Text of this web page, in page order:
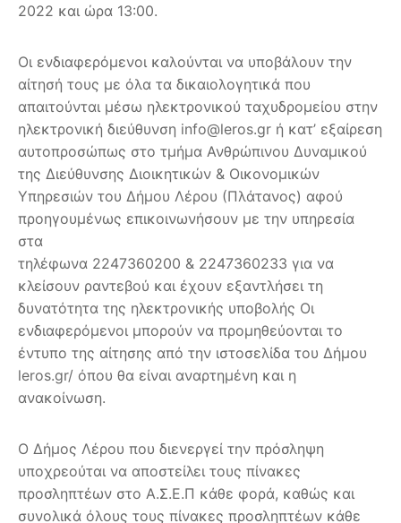
2022 και ώρα 13:00.
Οι ενδιαφερόμενοι καλούνται να υποβάλουν την
αίτησή τους με όλα τα δικαιολογητικά που
απαιτούνται μέσω ηλεκτρονικού ταχυδρομείου στην
ηλεκτρονική διεύθυνση info@leros.gr ή κατ’ εξαίρεση
αυτοπροσώπως στο τμήμα Ανθρώπινου Δυναμικού
της Διεύθυνσης Διοικητικών & Οικονομικών
Υπηρεσιών του Δήμου Λέρου (Πλάτανος) αφού
προηγουμένως επικοινωνήσουν με την υπηρεσία
στα
τηλέφωνα 2247360200 & 2247360233 για να
κλείσουν ραντεβού και έχουν εξαντλήσει τη
δυνατότητα της ηλεκτρονικής υποβολής Οι
ενδιαφερόμενοι μπορούν να προμηθεύονται το
έντυπο της αίτησης από την ιστοσελίδα του Δήμου
leros.gr/ όπου θα είναι αναρτημένη και η
ανακοίνωση.
O Δήμος Λέρου που διενεργεί την πρόσληψη
υποχρεούται να αποστείλει τους πίνακες
προσληπτέων στο Α.Σ.Ε.Π κάθε φορά, καθώς και
συνολικά όλους τους πίνακες προσληπτέων κάθε